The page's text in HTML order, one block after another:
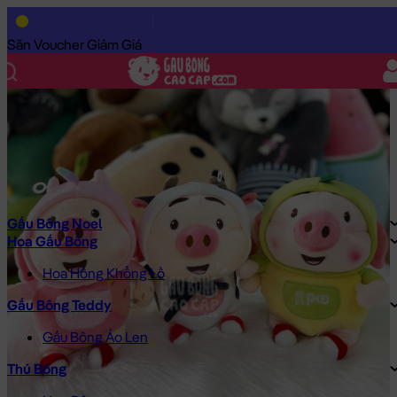
Săn Voucher Giảm Giá
Gấu Bông Noel
Hoa Gấu Bông
Hoa Hồng Khổng Lồ
Gấu Bông Teddy
Gấu Bông Áo Len
Thú Bông
Trang Chủ